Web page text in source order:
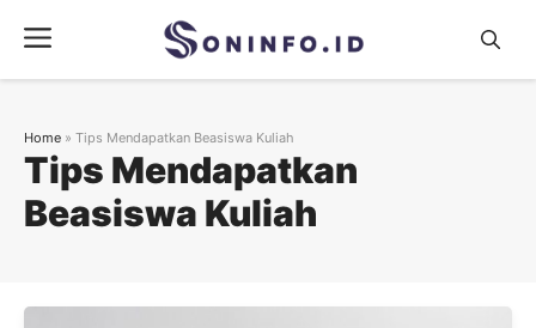
content
Menu
Tips Mendapatkan
Beasiswa Kuliah
Home » Tips Mendapatkan Beasiswa Kuliah